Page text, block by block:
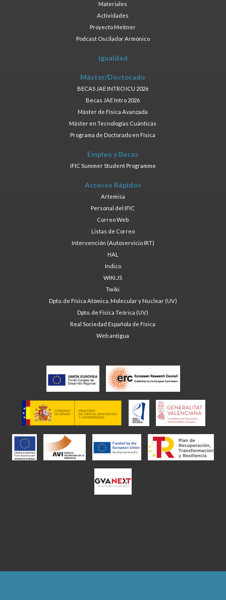
Materiales
Actividades
Proyecto Meitner
Podcast Oscilador Armónico
Igualdad
Máster/Doctorado
BECAS JAE INTRO ICU 2026
Becas JAE Intro 2026
Máster de Física Avanzada
Máster en Tecnologías Cuánticas
Programa de Doctorado en Física
Empleo y Becas
IFIC Summer Student Programme
Accesos Rápidos
Artemisa
Personal del IFIC
Correo Web
Listas de Correo
Intervención (Autoservicio IRT)
HAL
Indico
WIKI.JS
Twiki
Dpto. de Física Atómica, Molecular y Nuclear (UV)
Dpto. de Física Teórica (UV)
Real Sociedad Española de Física
Web antigua